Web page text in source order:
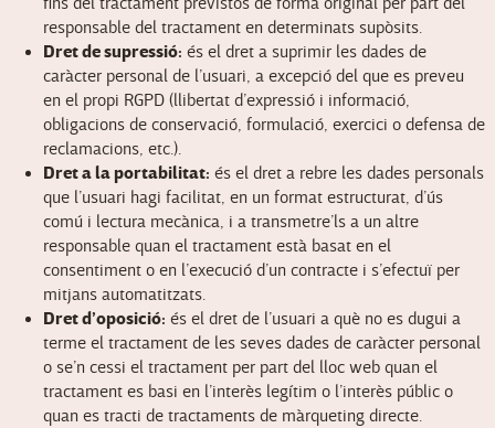
responsable del tractament en determinats supòsits.
Dret de supressió: és el dret a suprimir les dades de
caràcter personal de l’usuari, a excepció del que es preveu
en el propi RGPD (llibertat d’expressió i informació,
obligacions de conservació, formulació, exercici o defensa de
reclamacions, etc.).
Dret a la portabilitat: és el dret a rebre les dades personals
que l’usuari hagi facilitat, en un format estructurat, d’ús
comú i lectura mecànica, i a transmetre’ls a un altre
responsable quan el tractament està basat en el
consentiment o en l’execució d’un contracte i s’efectuï per
mitjans automatitzats.
Dret d’oposició: és el dret de l’usuari a què no es dugui a
terme el tractament de les seves dades de caràcter personal
o se’n cessi el tractament per part del lloc web quan el
tractament es basi en l’interès legítim o l’interès públic o
quan es tracti de tractaments de màrqueting directe.